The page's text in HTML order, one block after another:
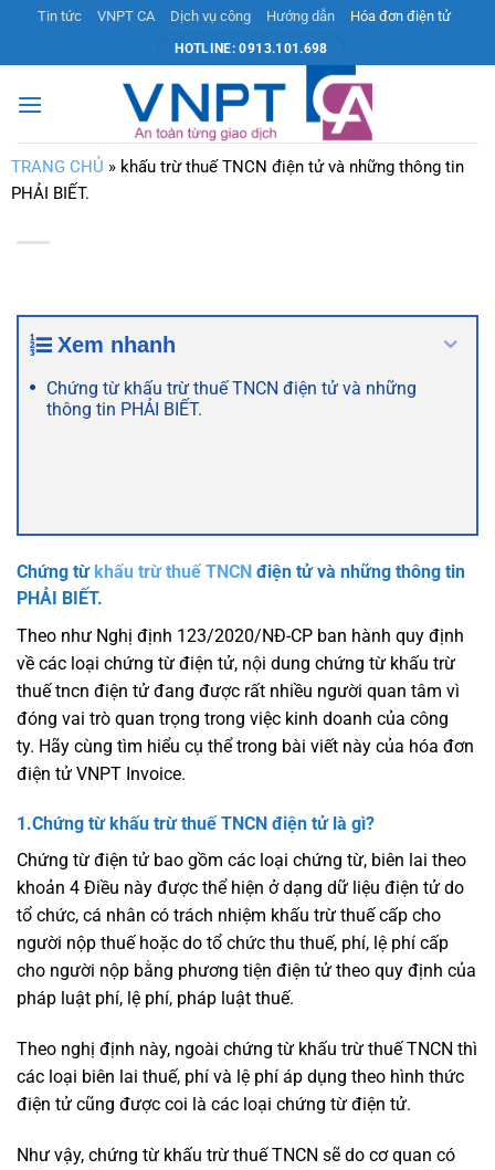
nội
dung
Tin tức VNPT CA Dịch vụ công Hướng dẫn Hóa đơn điện tử
HOTLINE: 0913.101.698
TRANG CHỦ » khấu trừ thuế TNCN điện tử và những thông tin
PHẢI BIẾT.
Xem nhanh
Chứng từ khấu trừ thuế TNCN điện tử và những
thông tin PHẢI BIẾT.
Chứng từ khấu trừ thuế TNCN điện tử và những thông tin
PHẢI BIẾT.
Theo như Nghị định 123/2020/NĐ-CP ban hành quy định
về các loại chứng từ điện tử, nội dung chứng từ khấu trừ
thuế tncn điện tử đang được rất nhiều người quan tâm vì
đóng vai trò quan trọng trong việc kinh doanh của công
ty. Hãy cùng tìm hiểu cụ thể trong bài viết này của hóa đơn
điện tử VNPT Invoice.
1.Chứng từ khấu trừ thuế TNCN điện tử là gì?
Chứng từ điện tử bao gồm các loại chứng từ, biên lai theo
khoản 4 Điều này được thể hiện ở dạng dữ liệu điện tử do
tổ chức, cá nhân có trách nhiệm khấu trừ thuế cấp cho
người nộp thuế hoặc do tổ chức thu thuế, phí, lệ phí cấp
cho người nộp bằng phương tiện điện tử theo quy định của
pháp luật phí, lệ phí, pháp luật thuế.
Theo nghị định này, ngoài chứng từ khấu trừ thuế TNCN thì
các loại biên lai thuế, phí và lệ phí áp dụng theo hình thức
điện tử cũng được coi là các loại chứng từ điện tử.
Như vậy, chứng từ khấu trừ thuế TNCN sẽ do cơ quan có